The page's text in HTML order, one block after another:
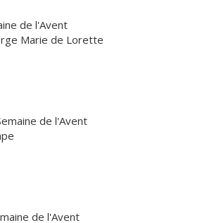
de l'Avent
Marie de Lorette
de l'Avent
de l'Avent